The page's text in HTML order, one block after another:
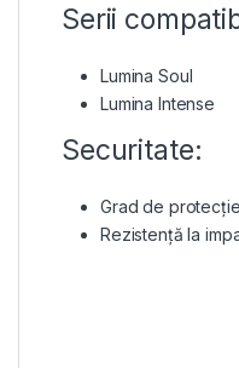
Serii
Lumina Soul
Lumina Intense
Securitate:
Grad de
Rezistență la